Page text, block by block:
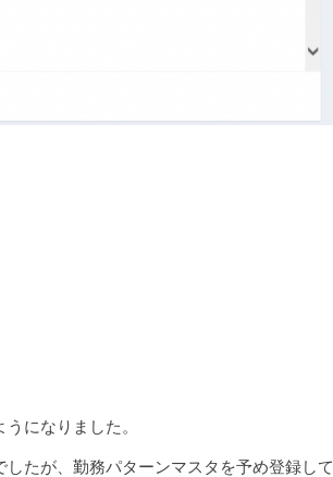
になりました。
たが、勤務パターンマスタを予め登録して